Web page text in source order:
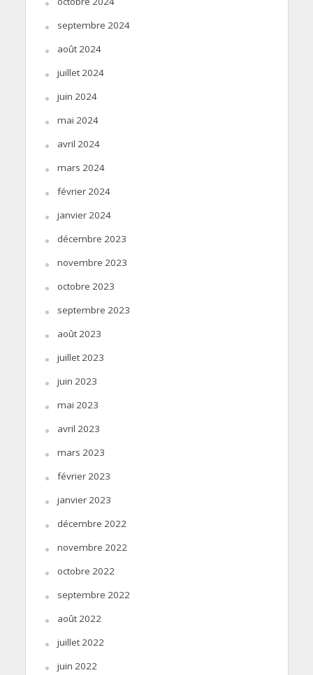
septembre 2024
août 2024
juillet 2024
juin 2024
mai 2024
avril 2024
mars 2024
février 2024
janvier 2024
décembre 2023
novembre 2023
octobre 2023
septembre 2023
août 2023
juillet 2023
juin 2023
mai 2023
avril 2023
mars 2023
février 2023
janvier 2023
décembre 2022
novembre 2022
octobre 2022
septembre 2022
août 2022
juillet 2022
juin 2022